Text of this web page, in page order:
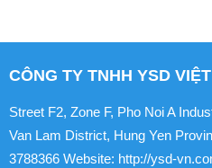
CÔNG TY TNHH YSD
Street F2, Zone F, Pho Noi A
Van Lam District, Hung Yen
3788366 Website: http://ysd-